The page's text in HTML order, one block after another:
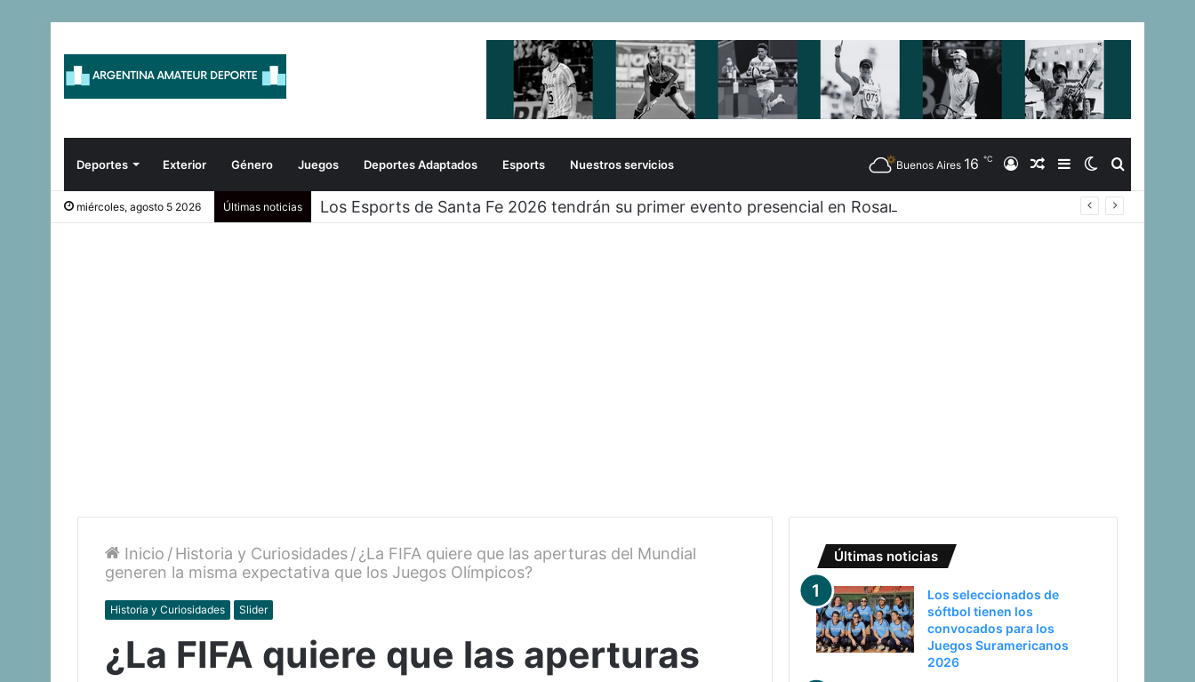
Deportes Exterior Género Juegos Deportes Adaptados Esports Nuestros servicios Buscar
Switch
skin
Barra
Lateral
Artículo
Aleatorio
Iniciar
Buenos Aires 16 ℃
miércoles, agosto 5 2026 Últimas noticias Los Esports de Santa Fe 2026 tendrán su primer evento presencial en Rosario
Inicio /Historia y Curiosidades/¿La FIFA quiere que las aperturas del Mundial
generen la misma expectativa que los Juegos Olímpicos?
Historia y Curiosidades Slider
¿La FIFA quiere que las aperturas
Últimas noticias
Los seleccionados de
sóftbol tienen los
convocados para los
Juegos Suramericanos
2026